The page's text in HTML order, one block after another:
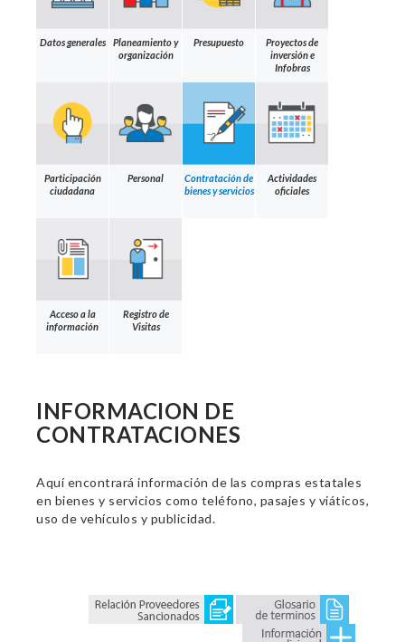
Datos generales
Planeamiento y
organización
Presupuesto
Proyectos de
inversión e
Infobras
Participación
ciudadana
Personal
Contratación de
bienes y servicios
Actividades
oficiales
Acceso a la
información
Registro de
Visitas
INFORMACION DE
CONTRATACIONES
Aquí encontrará información de las compras estatales
en bienes y servicios como teléfono, pasajes y viáticos,
uso de vehículos y publicidad.